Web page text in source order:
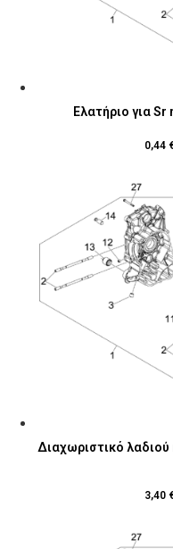
Ελατήριο για
0,44
Διαχωριστικό
3,40